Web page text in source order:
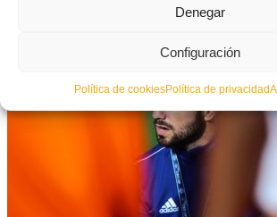
Denegar
Configuración
Política de cookiesPolítica de privacidad